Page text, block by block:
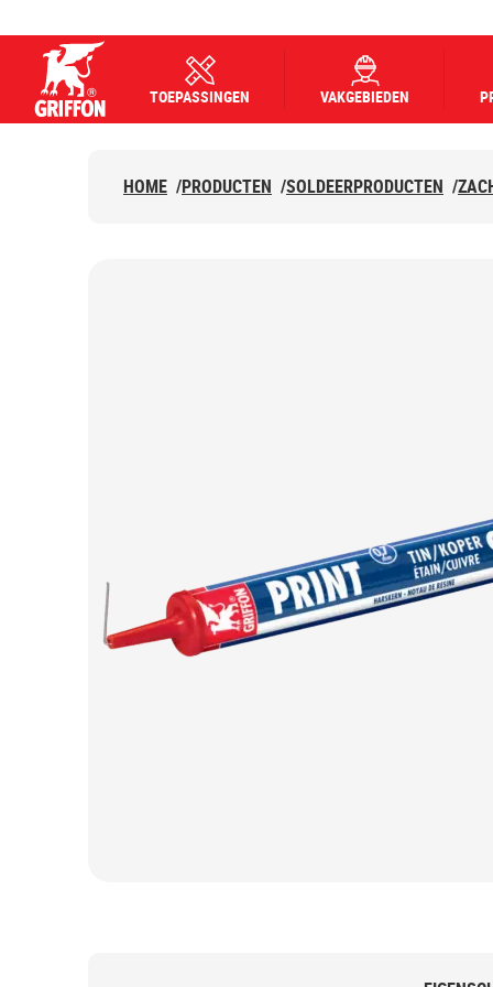
TOEPASSINGEN VAKGEBIEDEN
HOME /PRODUCTEN /SOLDEERPRODUCTEN /